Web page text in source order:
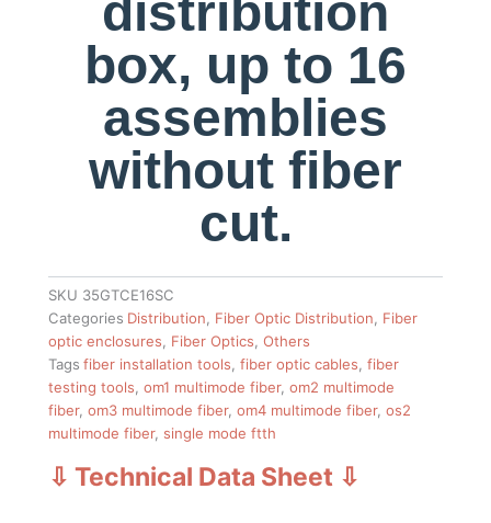
distribution
box, up to 16
assemblies
without fiber
cut.
SKU 35GTCE16SC
Categories Distribution, Fiber Optic Distribution, Fiber
optic enclosures, Fiber Optics,Others
Tags fiber installation tools,fiber optic cables,fiber
testing tools,om1 multimode fiber,om2 multimode
fiber,om3 multimode fiber,om4 multimode fiber,os2
multimode fiber, single mode ftth
⇩ Technical Data Sheet ⇩